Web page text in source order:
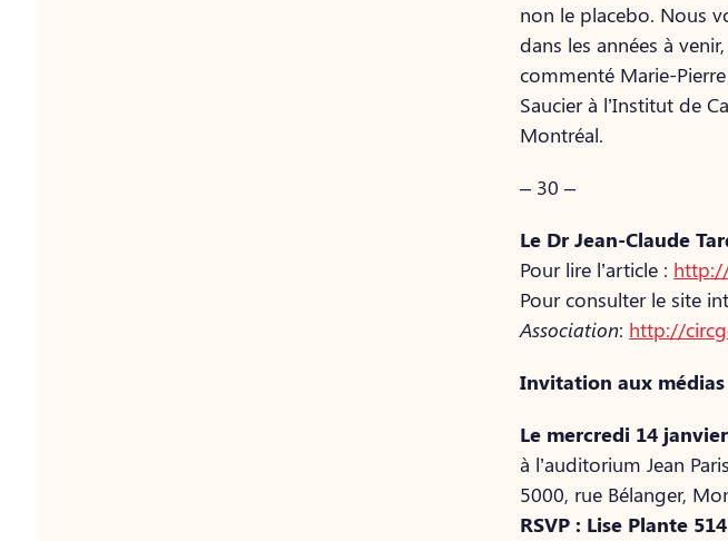
non le placebo. Nous
dans les années à
commenté Marie-
Saucier à l’Institut de
Montréal.
– 30 –
Le Dr Jean-Claude
Pour lire l’article :
Pour consulter le site
Association: http://
Invitation aux médias
Le mercredi 14
à l’auditorium Jean
5000, rue Bélanger,
RSVP : Lise Plante